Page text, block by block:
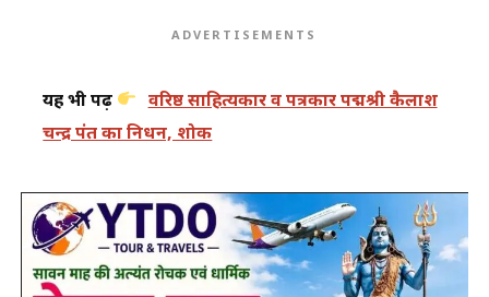
ADVERTISEMENTS
यह भी पढ़ें
वरिष्ठ साहित्यकार व पत्रकार पद्मश्री कैलाश
चन्द्र पंत का निधन, शोक